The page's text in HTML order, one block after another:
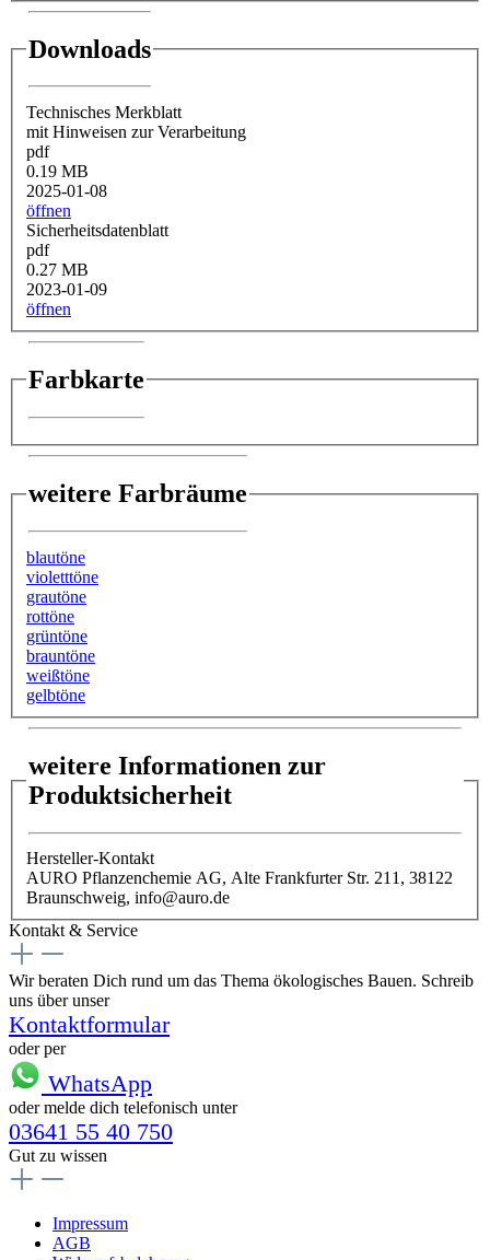
Downloads
Technisches Merkblatt
mit Hinweisen zur Verarbeitung
pdf
0.19 MB
2025-01-08
öffnen
Sicherheitsdatenblatt
pdf
0.27 MB
2023-01-09
öffnen
Farbkarte
weitere Farbräume
blautöne
violetttöne
grautöne
rottöne
grüntöne
brauntöne
weißtöne
gelbtöne
weitere Informationen zur
Produktsicherheit
Hersteller-Kontakt
AURO Pflanzenchemie AG, Alte Frankfurter Str. 211, 38122
Braunschweig, info@auro.de
Kontakt & Service
Wir beraten Dich rund um das Thema ökologisches Bauen. Schreib
uns über unser
Kontaktformular
oder per
WhatsApp
oder melde dich telefonisch unter
03641 55 40 750
Gut zu wissen
Impressum
AGB